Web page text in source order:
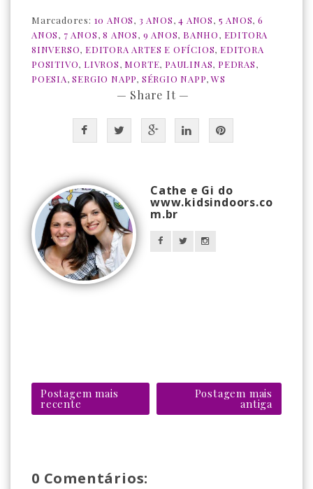
Marcadores: 10 ANOS, 3 ANOS,4 ANOS, 5 ANOS,6
ANOS, 7 ANOS,8 ANOS, 9 ANOS, BANHO, EDITORA
8INVERSO, EDITORA ARTES E OFÍCIOS, EDITORA
POSITIVO, LIVROS, MORTE, PAULINAS, PEDRAS,
POESIA,SERGIO NAPP, SÉRGIO NAPP,WS
— Share It —
Cathe e Gi do
www.kidsindoors.co
m.br
Postagem mais
recente
Postagem mais
antiga
0 Comentários: